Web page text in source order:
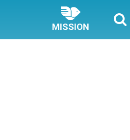
MISSION